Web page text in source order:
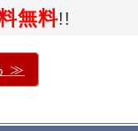
無料!!
≫